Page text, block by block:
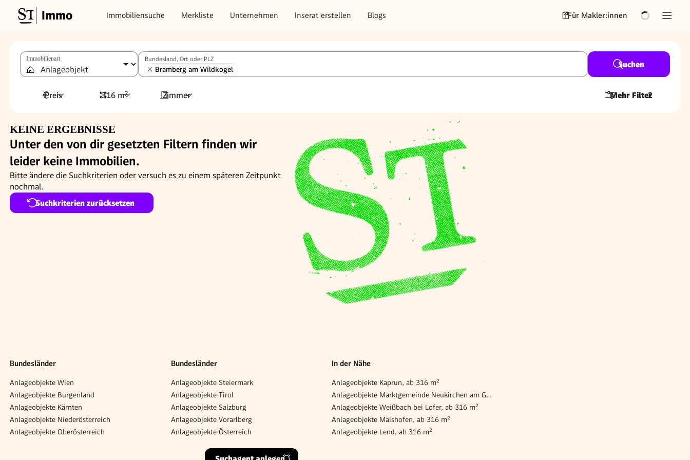
Immo Immobiliensuche Merkliste Unternehmen Inserat erstellen Blogs Für Makler:innen
Immobilienart Bundesland, Ort oder PLZ
Bramberg am Wildkogel
Suchen
Preis 316 m² Zimmer Mehr Filter
2
KEINE ERGEBNISSE
Unter den von dir gesetzten Filtern finden wir
leider keine Immobilien.
Bitte ändere die Suchkriterien oder versuch es zu einem späteren Zeitpunkt
nochmal.
Suchkriterien zurücksetzen
Bundesländer
Anlageobjekte Wien
Anlageobjekte Burgenland
Anlageobjekte Kärnten
Anlageobjekte Niederösterreich
Anlageobjekte Oberösterreich
Bundesländer
Anlageobjekte Steiermark
Anlageobjekte Tirol
Anlageobjekte Salzburg
Anlageobjekte Vorarlberg
Anlageobjekte Österreich
In der Nähe
Anlageobjekte Kaprun, ab 316 m²
Anlageobjekte Marktgemeinde Neukirchen am Großvenediger, ab 316 m²
Anlageobjekte Weißbach bei Lofer, ab 316 m²
Anlageobjekte Maishofen, ab 316 m²
Anlageobjekte Lend, ab 316 m²